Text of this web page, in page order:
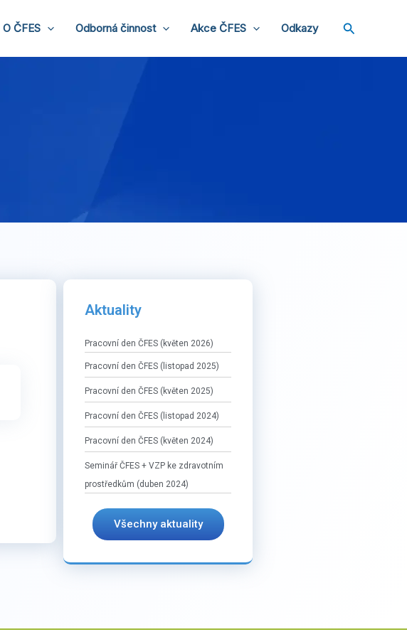
O ČFES Odborná činnost Akce ČFES Odkazy Hledat
Aktuality
Pracovní den ČFES (květen 2026)
Pracovní den ČFES (listopad 2025)
Pracovní den ČFES (květen 2025)
Pracovní den ČFES (listopad 2024)
Pracovní den ČFES (květen 2024)
Seminář ČFES + VZP ke zdravotním
prostředkům (duben 2024)
Všechny aktuality